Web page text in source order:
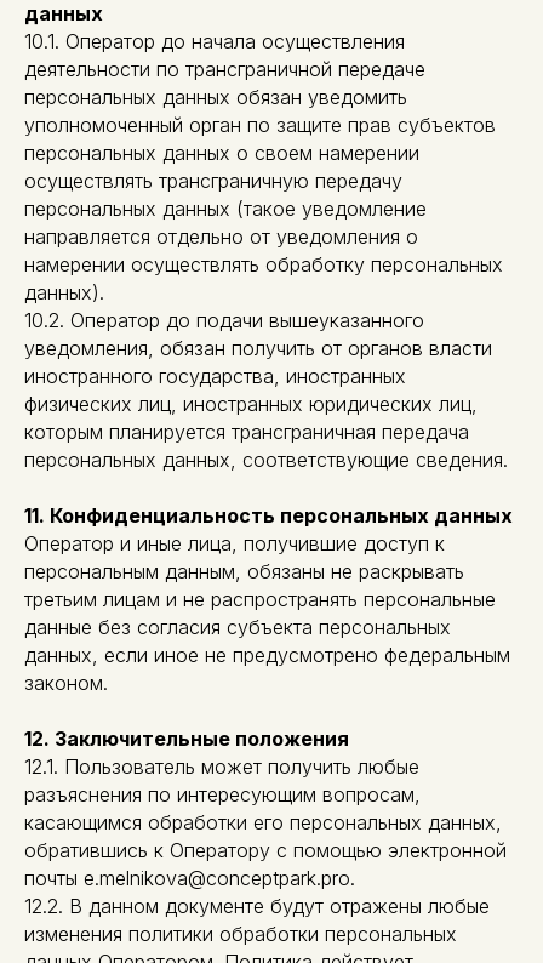
данных
10.1. Оператор до начала осуществления
деятельности по трансграничной передаче
персональных данных обязан уведомить
уполномоченный орган по защите прав субъектов
персональных данных о своем намерении
осуществлять трансграничную передачу
персональных данных (такое уведомление
направляется отдельно от уведомления о
намерении осуществлять обработку персональных
данных).
10.2. Оператор до подачи вышеуказанного
уведомления, обязан получить от органов власти
иностранного государства, иностранных
физических лиц, иностранных юридических лиц,
которым планируется трансграничная передача
персональных данных, соответствующие сведения.
11. Конфиденциальность персональных данных
Оператор и иные лица, получившие доступ к
персональным данным, обязаны не раскрывать
третьим лицам и не распространять персональные
данные без согласия субъекта персональных
данных, если иное не предусмотрено федеральным
законом.
12. Заключительные положения
12.1. Пользователь может получить любые
разъяснения по интересующим вопросам,
касающимся обработки его персональных данных,
обратившись к Оператору с помощью электронной
почты e.melnikova@conceptpark.pro.
12.2. В данном документе будут отражены любые
изменения политики обработки персональных